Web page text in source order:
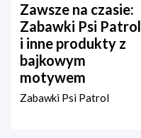
Zawsze na czasie:
Zabawki Psi Patrol
i inne produkty z
bajkowym
motywem
Zabawki Psi Patrol